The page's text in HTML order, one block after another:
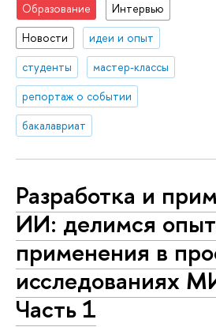
Образование
Интервью
Новости
идеи и опыт
студенты
мастер-классы
репортаж о событии
бакалавриат
Разработка и
ИИ: делимся
применения в
исследованиях
Часть 1